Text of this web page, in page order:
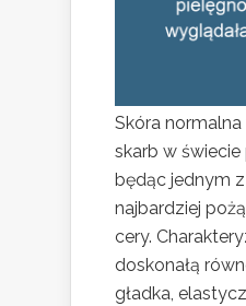
Skóra
skarb w świecie
będąc jednym
najbardziej
cery.
doskonałą
gładka,